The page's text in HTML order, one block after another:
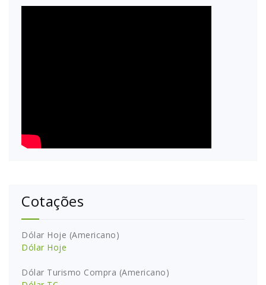
Cotações
Dólar Hoje (Americano)
Dólar Hoje
Dólar Turismo Compra (Americano)